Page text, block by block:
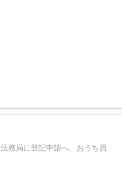
法務局に登記申請へ。おうち買